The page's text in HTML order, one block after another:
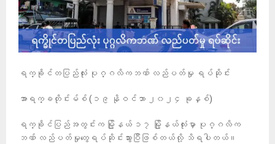
ရက္ခိုင်တပြည်လုံး ပုဂ္ဂလိကဘဏ် လည်ပတ်မှု ရပ်ဆိုင်း
အာရက္ခတိုင်းမ်စ် (၁၉ နိုဝင်ဘာ ၂၀၂၄ ခုနှစ်)
ရက္ခိုင်ပြည်အတွင်းက မြို့နယ် ၁၇ မြို့နယ်လုံးမှာ ပုဂ္ဂလိက
ဘဏ် လည်ပတ်မှုတွေရပ်ဆိုင်းသွားပြီဖြစ်တယ်လို့ သိရပါတယ်။